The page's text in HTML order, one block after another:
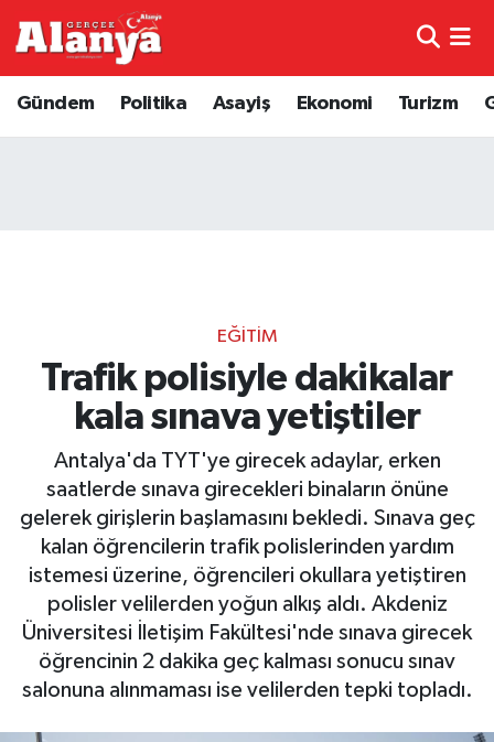
Gündem Politika Asayiş Ekonomi Turizm
EĞITIM
Trafik polisiyle dakikalar
kala sınava yetiştiler
Antalya'da TYT'ye girecek adaylar, erken
saatlerde sınava girecekleri binaların önüne
gelerek girişlerin başlamasını bekledi. Sınava geç
kalan öğrencilerin trafik polislerinden yardım
istemesi üzerine, öğrencileri okullara yetiştiren
polisler velilerden yoğun alkış aldı. Akdeniz
Üniversitesi İletişim Fakültesi'nde sınava girecek
öğrencinin 2 dakika geç kalması sonucu sınav
salonuna alınmaması ise velilerden tepki topladı.
Genel
Diğer
Dünya
Ekonomi
Gizlilik İlkeleri - Privacy Policy
Gündem
Politika
Trafik Durumu
Haber Arşivi